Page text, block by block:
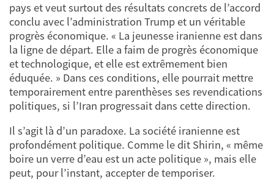
pays et veut surtout des résultats concrets de l’accord
conclu avec l’administration Trump et un véritable
progrès économique. « La jeunesse iranienne est dans
la ligne de départ. Elle a faim de progrès économique
et technologique, et elle est extrêmement bien
éduquée. » Dans ces conditions, elle pourrait mettre
temporairement entre parenthèses ses revendications
politiques, si l’Iran progressait dans cette direction.
Il s’agit là d’un paradoxe. La société iranienne est
profondément politique. Comme le dit Shirin, « même
boire un verre d’eau est un acte politique », mais elle
peut, pour l’instant, accepter de temporiser.